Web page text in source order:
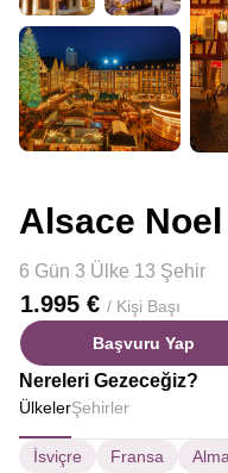
Alsace Noel
6 Gün 3 Ülke 13 Şehir
1.995 € / Kişi Başı
Başvuru Yap
Nereleri Gezeceğiz?
ÜlkelerŞehirler
İsviçre Fransa